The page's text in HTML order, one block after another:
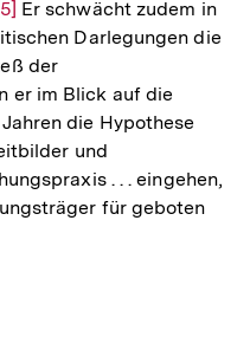
Er schwächt zudem in
Darlegungen die
der
er im Blick auf die
die Hypothese
und
. . . eingehen,
für geboten